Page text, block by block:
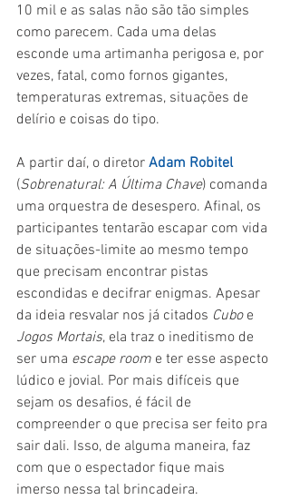
10 mil e as salas não são tão simples
como parecem. Cada uma delas
esconde uma artimanha perigosa e, por
vezes, fatal, como fornos gigantes,
temperaturas extremas, situações de
delírio e coisas do tipo.
A partir daí, o diretor Adam Robitel
(Sobrenatural: A Última Chave) comanda
uma orquestra de desespero. Afinal, os
participantes tentarão escapar com vida
de situações-limite ao mesmo tempo
que precisam encontrar pistas
escondidas e decifrar enigmas. Apesar
da ideia resvalar nos já citados Cubo e
Jogos Mortais, ela traz o ineditismo de
ser uma escape room e ter esse aspecto
lúdico e jovial. Por mais difíceis que
sejam os desafios, é fácil de
compreender o que precisa ser feito pra
sair dali. Isso, de alguma maneira, faz
com que o espectador fique mais
imerso nessa tal brincadeira.